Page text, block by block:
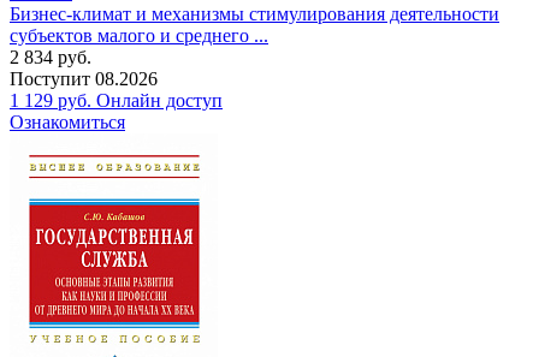
Бизнес-климат и механизмы стимулирования деятельности
субъектов малого и среднего ...
2 834 руб.
Поступит 08.2026
1 129 руб. Онлайн доступ
Ознакомиться